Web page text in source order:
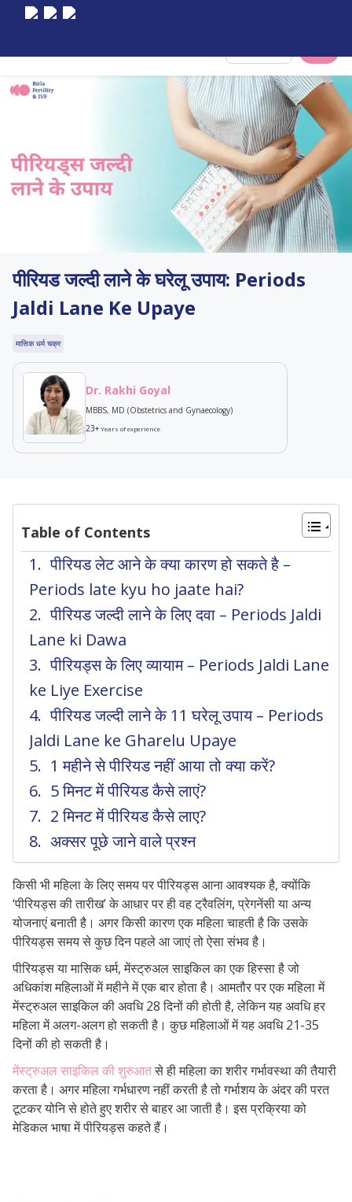
पीरियड जल्दी लाने के घरेलू उपाय: Periods
Jaldi Lane Ke Upaye
मासिक धर्म चक्र
Dr. Rakhi Goyal
MBBS, MD (Obstetrics and Gynaecology)
23+Years of experience
Table of Contents
पीरियड लेट आने के क्या कारण हो सकते है –
Periods late kyu ho jaate hai?
पीरियड जल्दी लाने के लिए दवा – Periods Jaldi
Lane ki Dawa
पीरियड्स के लिए व्यायाम – Periods Jaldi Lane
ke Liye Exercise
पीरियड जल्दी लाने के 11 घरेलू उपाय – Periods
Jaldi Lane ke Gharelu Upaye
1 महीने से पीरियड नहीं आया तो क्या करें?
5 मिनट में पीरियड कैसे लाएं?
2 मिनट में पीरियड कैसे लाए?
अक्सर पूछे जाने वाले प्रश्न
किसी भी महिला के लिए समय पर पीरियड्स आना आवश्यक है, क्योंकि
‘पीरियड्स की तारीख’ के आधार पर ही वह ट्रैवलिंग, प्रेगनेंसी या अन्य
योजनाएं बनाती है। अगर किसी कारण एक महिला चाहती है कि उसके
पीरियड्स समय से कुछ दिन पहले आ जाएं तो ऐसा संभव है।
पीरियड्स या मासिक धर्म, मेंस्ट्रुअल साइकिल का एक हिस्सा है जो
अधिकांश महिलाओं में महीने में एक बार होता है। आमतौर पर एक महिला में
मेंस्ट्रुअल साइकिल की अवधि 28 दिनों की होती है, लेकिन यह अवधि हर
महिला में अलग-अलग हो सकती है। कुछ महिलाओं में यह अवधि 21-35
दिनों की हो सकती है।
मेंस्ट्रुअल साइकिल की शुरुआतसे ही महिला का शरीर गर्भावस्था की तैयारी
करता है। अगर महिला गर्भधारण नहीं करती है तो गर्भाशय के अंदर की परत
टूटकर योनि से होते हुए शरीर से बाहर आ जाती है। इस प्रक्रिया को
मेडिकल भाषा में पीरियड्स कहते हैं।